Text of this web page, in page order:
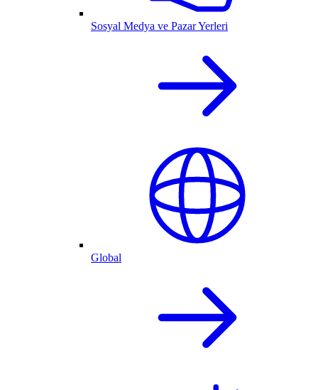
Sosyal Medya ve Pazar Yerleri
Global